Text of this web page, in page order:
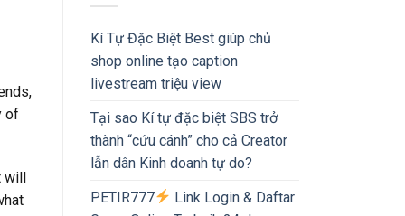
of
Kí Tự Đặc Biệt Best giúp chủ
shop online tạo caption
livestream triệu view
Tại sao Kí tự đặc biệt SBS trở
thành “cứu cánh” cho cả Creator
lẫn dân Kinh doanh tự do?
PETIR777
Link Login & Daftar